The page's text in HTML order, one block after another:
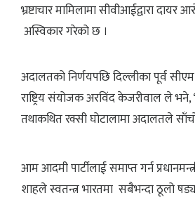
भ्रष्टाचार मामिलामा सीवीआईद्वारा दायर
अस्विकार गरेको छ ।
अदालतको निर्णयपछि दिल्लीका पूर्व
राष्ट्रिय संयोजक अरविंद केजरीवाल ले भने,
तथाकथित रक्सी घोटालामा अदालतले
आम आदमी पार्टीलाई समाप्त गर्न
शाहले स्वतन्त्र भारतमा सबैभन्दा ठूलो